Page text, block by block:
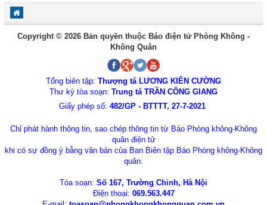
Copyright © 2026 Bản quyền thuộc Báo điện tử Phòng Không -
Không Quân
Tổng biên tập: Thượng tá LƯƠNG KIÊN CƯỜNG
Thư ký tòa soạn: Trung tá TRẦN CÔNG GIANG
Giấy phép số: 482/GP - BTTTT, 27-7-2021
Chỉ phát hành thông tin, sao chép thông tin từ Báo Phòng không-Không
quân điện tử
khi có sự đồng ý bằng văn bản của Ban Biên tập Báo Phòng không-Không
quân.
Tòa soạn: Số 167, Trường Chinh, Hà Nội
Điện thoại: 069.563.447